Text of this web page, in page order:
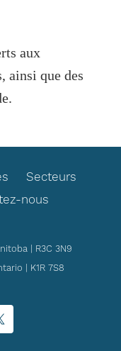
aux
ainsi que des
Secteurs
nous
| R3C 3N9
| K1R 7S8